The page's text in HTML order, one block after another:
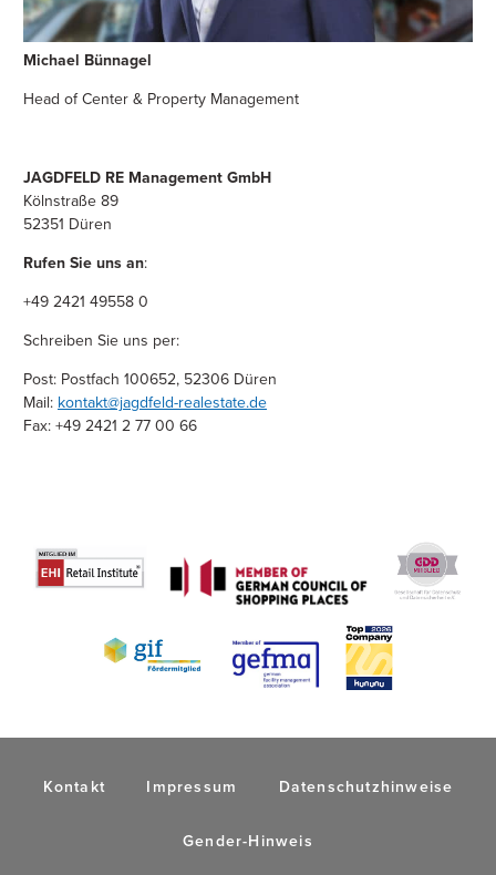
Michael Bünnagel
Head of Center & Property Management
JAGDFELD RE Management GmbH
Kölnstraße 89
52351 Düren
Rufen Sie uns an:
+49 2421 49558 0
Schreiben Sie uns per:
Post: Postfach 100652, 52306 Düren
Mail: kontakt@jagdfeld-realestate.de
Fax: +49 2421 2 77 00 66
Kontakt Impressum Datenschutzhinweise
Gender-Hinweis